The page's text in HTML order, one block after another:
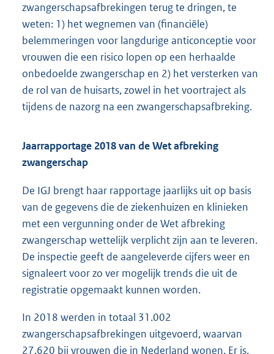
zwangerschapsafbrekingen terug te dringen, te
weten: 1) het wegnemen van (financiële)
belemmeringen voor langdurige anticonceptie voor
vrouwen die een risico lopen op een herhaalde
onbedoelde zwangerschap en 2) het versterken van
de rol van de huisarts, zowel in het voortraject als
tijdens de nazorg na een zwangerschapsafbreking.
Jaarrapportage 2018 van de Wet afbreking
zwangerschap
De IGJ brengt haar rapportage jaarlijks uit op basis
van de gegevens die de ziekenhuizen en klinieken
met een vergunning onder de Wet afbreking
zwangerschap wettelijk verplicht zijn aan te leveren.
De inspectie geeft de aangeleverde cijfers weer en
signaleert voor zo ver mogelijk trends die uit de
registratie opgemaakt kunnen worden.
In 2018 werden in totaal 31.002
zwangerschapsafbrekingen uitgevoerd, waarvan
27.620 bij vrouwen die in Nederland wonen. Er is,